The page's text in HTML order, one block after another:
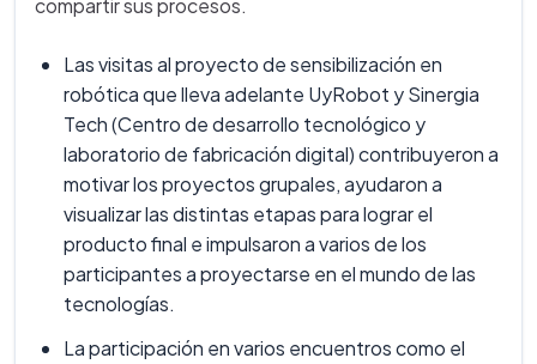
compartir sus procesos.
Las visitas al proyecto de sensibilización en
robótica que lleva adelante UyRobot y Sinergia
Tech (Centro de desarrollo tecnológico y
laboratorio de fabricación digital) contribuyeron a
motivar los proyectos grupales, ayudaron a
visualizar las distintas etapas para lograr el
producto final e impulsaron a varios de los
participantes a proyectarse en el mundo de las
tecnologías.
La participación en varios encuentros como el